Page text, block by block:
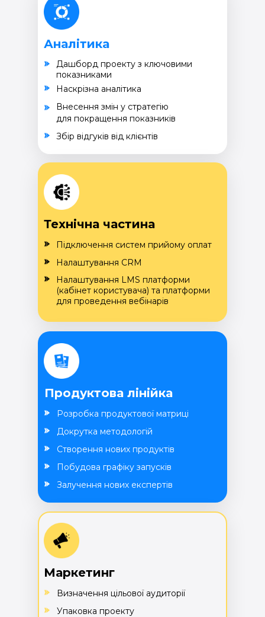
Аналітика
Дашборд проекту з ключовими
показниками
Внесення змін у стратегію
для покращення показників
Збір відгуків від клієнтів
Наскрізна аналітика
Технічна частина
Підключення систем прийому оплат
Налаштування LMS платформи
(кабінет користувача) та платформи
для проведення вебінарів
Налаштування CRM
Продуктова лінійка
Розробка продуктової матриці
Створення нових продуктів
Докрутка методологій
Побудова графіку запусків
Залучення нових експертів
Маркетинг
Визначення цільової аудиторії
Упаковка проекту